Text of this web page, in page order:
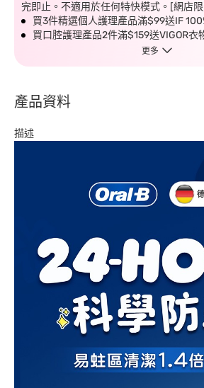
完即止。不適用於任何特快模式。[網店
買3件精選個人護理產品滿$99送IF
買口腔護理產品2件滿$159送VIGOR衣
更多
產品資料
描述